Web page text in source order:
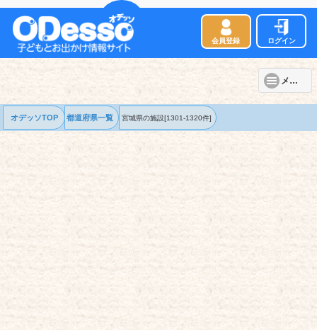
会員登録 ログイン
メニュー
オデッソTOP 都道府県一覧 宮城県の施設[1301-1320件]